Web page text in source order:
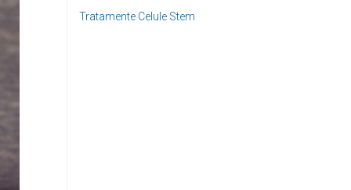
Tratamente Celule Stem